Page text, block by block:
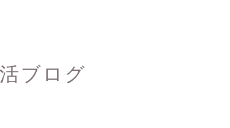
ブログ